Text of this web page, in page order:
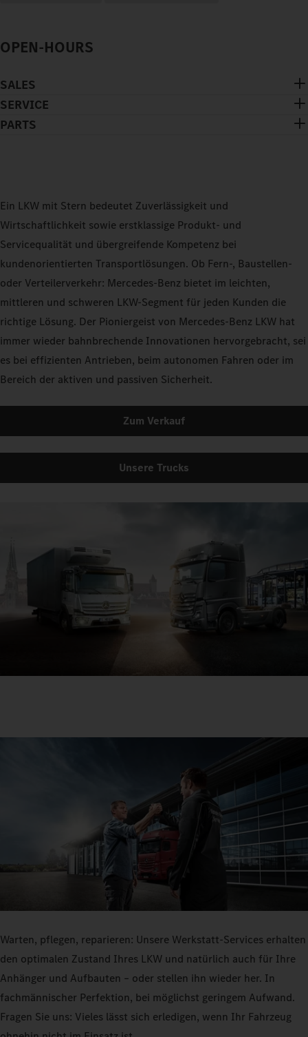
OPEN-HOURS
SALES
SERVICE
PARTS
Ein LKW mit Stern bedeutet Zuverlässigkeit und
Wirtschaftlichkeit sowie erstklassige Produkt- und
Servicequalität und übergreifende Kompetenz bei
kundenorientierten Transportlösungen. Ob Fern-, Baustellen-
oder Verteilerverkehr: Mercedes-Benz bietet im leichten,
mittleren und schweren LKW-Segment für jeden Kunden die
richtige Lösung. Der Pioniergeist von Mercedes-Benz LKW hat
immer wieder bahnbrechende Innovationen hervorgebracht, sei
es bei effizienten Antrieben, beim autonomen Fahren oder im
Bereich der aktiven und passiven Sicherheit.
Zum Verkauf
Unsere Trucks
Warten, pflegen, reparieren: Unsere Werkstatt-Services erhalten
den optimalen Zustand Ihres LKW und natürlich auch für Ihre
Anhänger und Aufbauten – oder stellen ihn wieder her. In
fachmännischer Perfektion, bei möglichst geringem Aufwand.
Fragen Sie uns: Vieles lässt sich erledigen, wenn Ihr Fahrzeug